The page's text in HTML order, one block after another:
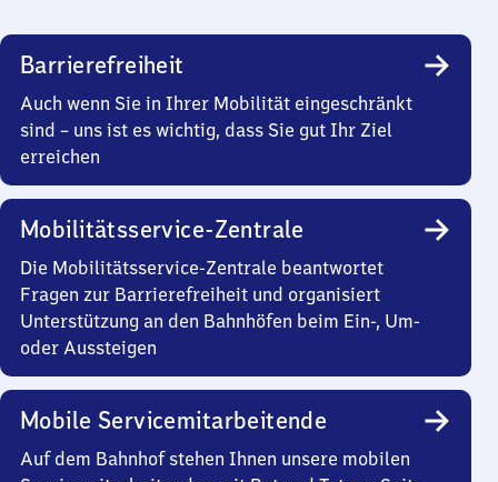
Barrierefreiheit
Auch wenn Sie in Ihrer Mobilität eingeschränkt
sind – uns ist es wichtig, dass Sie gut Ihr Ziel
erreichen
Mobilitätsservice-Zentrale
Die Mobilitätsservice-Zentrale beantwortet
Fragen zur Barrierefreiheit und organisiert
Unterstützung an den Bahnhöfen beim Ein-, Um-
oder Aussteigen
Mobile Servicemitarbeitende
Auf dem Bahnhof stehen Ihnen unsere mobilen